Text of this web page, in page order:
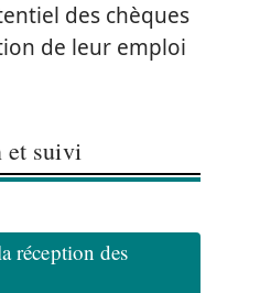
des chèques
de leur emploi
et suivi
réception des